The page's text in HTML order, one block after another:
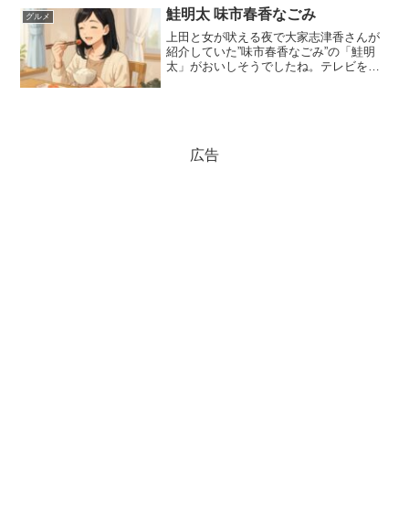
す。
グルメ 鮭明太 味市春香なごみ
上田と女が吠える夜で大家志津香さんが
紹介していた”味市春香なごみ”の「鮭明
太」がおいしそうでしたね。テレビを見
広告